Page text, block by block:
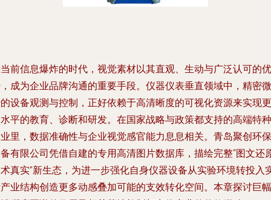
前信息爆炸的时代，视觉素材以其直观、生动与广泛认可的优
成为企业品牌沟通的重要手段。仪器仪表垂直领域中，精密微
设备观测与控制，正好依赖于高清晰度的可视化资源来实现更
平的教育、诊断和研发。在国家战略与政策都支持的高端特种
里，数据准确性与企业视觉感官能力息息相关。青岛聚创环保
有限公司凭借自建的专用高清图片数据库，描绘完整“图文还
真实”新生态，为进一步强化自身仪器设备从实验环境转投入
业结构创造更多动感叠加可能的支效转化空间。本章探讨巨幅